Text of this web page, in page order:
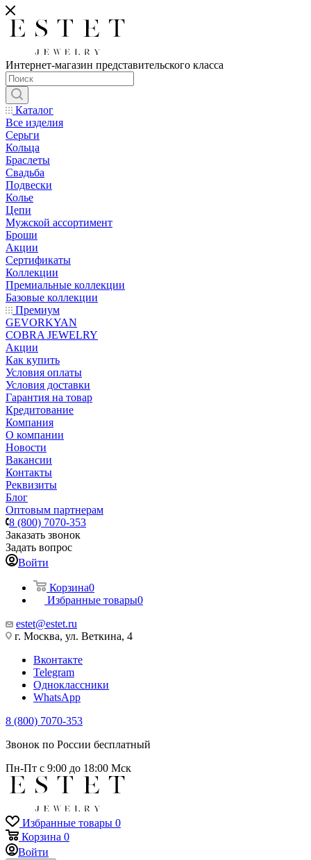
Интернет-магазин представительского класса
Каталог
Все изделия
Серьги
Кольца
Браслеты
Свадьба
Подвески
Колье
Цепи
Мужской ассортимент
Броши
Акции
Сертификаты
Коллекции
Премиальные коллекции
Базовые коллекции
Премиум
GEVORKYAN
COBRA JEWELRY
Акции
Как купить
Условия оплаты
Условия доставки
Гарантия на товар
Кредитование
Компания
О компании
Новости
Вакансии
Контакты
Реквизиты
Блог
Оптовым партнерам
8 (800) 7070-353
Заказать звонок
Задать вопрос
Войти
Корзина0
Избранные товары0
estet@estet.ru
г. Москва, ул. Веткина, 4
Вконтакте
Telegram
Одноклассники
WhatsApp
8 (800) 7070-353
Звонок по России бесплатный
Пн-Пт с 9:00 до 18:00 Мск
Избранные товары 0
Корзина 0
Войти